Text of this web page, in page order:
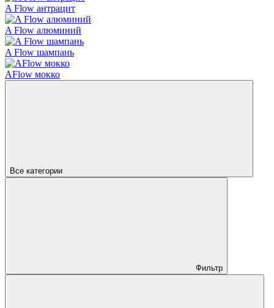
A Flow антрацит
A Flow алюминий
A Flow шампань
AFlow мокко
Все категории
Фильтр